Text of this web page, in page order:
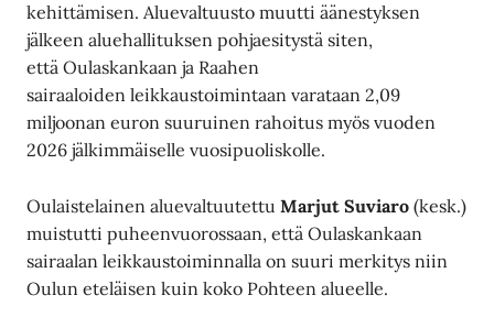
kehittämisen. Aluevaltuusto muutti äänestyksen
jälkeen aluehallituksen pohjaesitystä siten,
että Oulaskankaan ja Raahen
sairaaloiden leikkaustoimintaan varataan 2,09
miljoonan euron suuruinen rahoitus myös vuoden
2026 jälkimmäiselle vuosipuoliskolle.
Oulaistelainen aluevaltuutettuMarjut Suviaro (kesk.)
muistutti puheenvuorossaan, että Oulaskankaan
sairaalan leikkaustoiminnalla on suuri merkitys niin
Oulun eteläisen kuin koko Pohteen alueelle.